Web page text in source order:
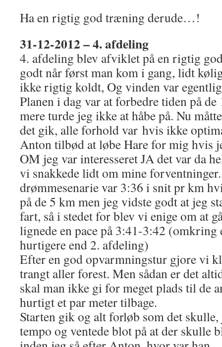
Ha en rigtig god træning derude…!
31-12-2012 – 4. afdeling
4. afdeling blev afviklet på en rigtig
godt når først man kom i gang, lidt
ikke rigtig koldt, Og vinden var
Planen i dag var at forbedre tiden på
mere turde jeg ikke at håbe på. Nu
det gik, alle forhold var hvis ikke
Anton tilbød at løbe Hare for mig hvis
OM jeg var interesseret JA det var da
vi snakkede lidt om mine
drømmesenarie var 3:36 i snit pr km
på de 5 km men jeg vidste godt at jeg
fart, så i stedet for blev vi enige om at
lignede en pace på 3:41-3:42 (omkring
hurtigere end 2. afdeling)
Efter en god opvarmningstur gjore vi
trangt aller forest. Men sådan er det
skal man ikke gi for meget plads til de
hurtigt et par meter tilbage.
Starten gik og alt forløb som det
tempo og ventede blot på at der skulle